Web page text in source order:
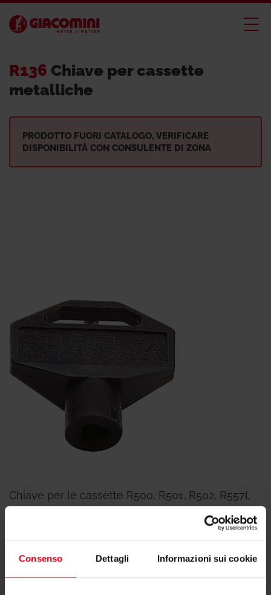
Consenso Dettagli Informazioni sui cookie
R136 Chiave per cassette
metalliche
PRODOTTO FUORI CATALOGO, VERIFICARE
DISPONIBILITÀ CON CONSULENTE DI ZONA
Chiave per le cassette R500, R501, R502, R557I,